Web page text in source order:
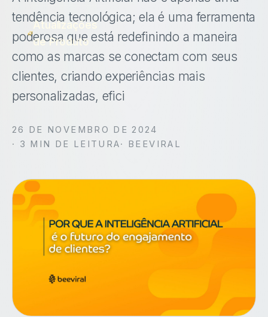
Atualizações
de Produto
tendência tecnológica; ela é uma ferramenta
poderosa que está redefinindo a maneira
como as marcas se conectam com seus
clientes, criando experiências mais
personalizadas, efici
26 DE NOVEMBRO DE 2024
· 3 MIN DE LEITURA· BEEVIRAL